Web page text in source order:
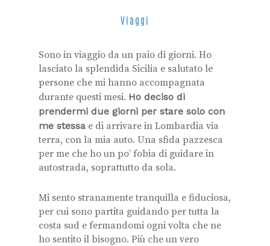
Viaggi
Sono in viaggio da un paio di giorni. Ho
lasciato la splendida Sicilia e salutato le
persone che mi hanno accompagnata
durante questi mesi. Ho deciso di
prendermi due giorni per stare solo con
me stessa e di arrivare in Lombardia via
terra, con la mia auto. Una sfida pazzesca
per me che ho un po’ fobia di guidare in
autostrada, soprattutto da sola.
Mi sento stranamente tranquilla e fiduciosa,
per cui sono partita guidando per tutta la
costa sud e fermandomi ogni volta che ne
ho sentito il bisogno. Più che un vero